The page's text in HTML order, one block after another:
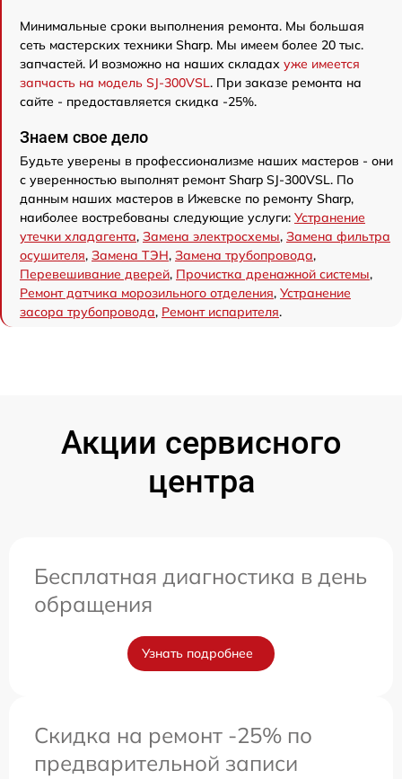
Минимальные сроки выполнения ремонта. Мы большая
сеть мастерских техники Sharp. Мы имеем более 20 тыс.
запчастей. И возможно на наших складах уже имеется
запчасть на модель SJ-300VSL. При заказе ремонта на
сайте - предоставляется скидка -25%.
Знаем свое дело
Будьте уверены в профессионализме наших мастеров - они
с уверенностью выполнят ремонт Sharp SJ-300VSL. По
данным наших мастеров в Ижевске по ремонту Sharp,
наиболее востребованы следующие услуги: Устранение
утечки хладагента, Замена электросхемы, Замена фильтра
осушителя, Замена ТЭН, Замена трубопровода,
Перевешивание дверей, Прочистка дренажной системы,
Ремонт датчика морозильного отделения, Устранение
засора трубопровода, Ремонт испарителя.
Акции сервисного
центра
Бесплатная диагностика в день
обращения
Узнать подробнее
Скидка на ремонт -25% по
предварительной записи